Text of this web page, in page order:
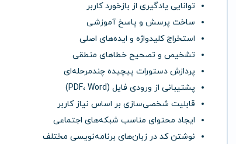
توانایی یادگیری از بازخورد کاربر
ساخت پرسش و پاسخ آموزشی
استخراج کلیدواژه و ایده‌های اصلی
تشخیص و تصحیح خطاهای منطقی
پردازش دستورات پیچیده چندمرحله‌ای
پشتیبانی از ورودی فایل (PDF، Word)
قابلیت شخصی‌سازی بر اساس نیاز کاربر
ایجاد محتوای مناسب شبکه‌های اجتماعی
نوشتن کد در زبان‌های برنامه‌نویسی مختلف